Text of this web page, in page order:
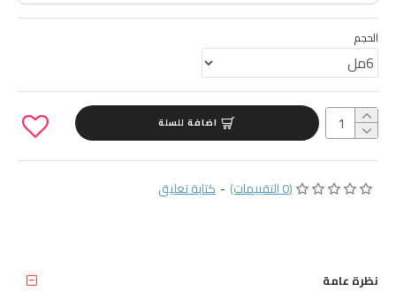
(0 التقييمات) - كتابة تعليق
الحجم
اضافة للسلة
نظرة عامة